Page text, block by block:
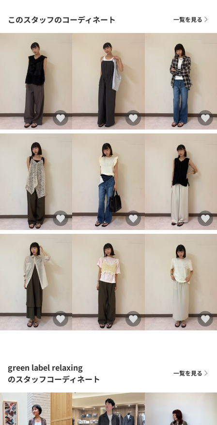
このスタッフのコーディネート 一覧を見る
green label relaxing
のスタッフコーディネート
一覧を見る